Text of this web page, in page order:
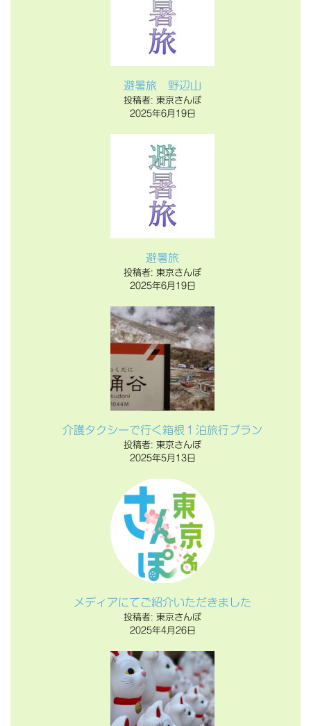
避暑旅 野辺山
投稿者: 東京さんぽ
2025年6月19日
避暑旅
投稿者: 東京さんぽ
2025年6月19日
介護タクシーで行く箱根１泊旅行プラン
投稿者: 東京さんぽ
2025年5月13日
メディアにてご紹介いただきました
投稿者: 東京さんぽ
2025年4月26日